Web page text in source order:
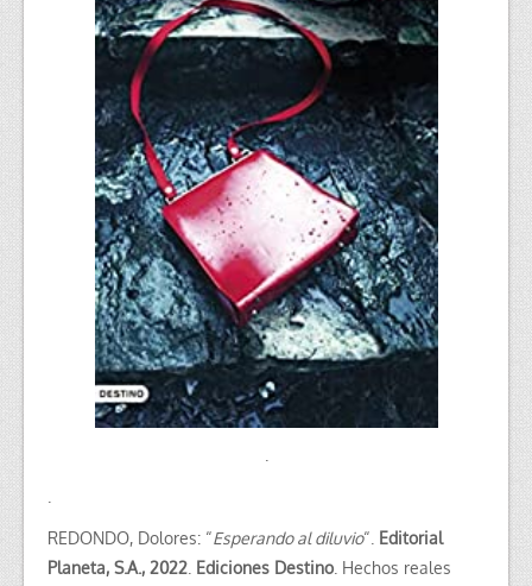
.
.
REDONDO, Dolores: “Esperando al diluvio“. Editorial
Planeta, S.A., 2022. Ediciones Destino. Hechos reales